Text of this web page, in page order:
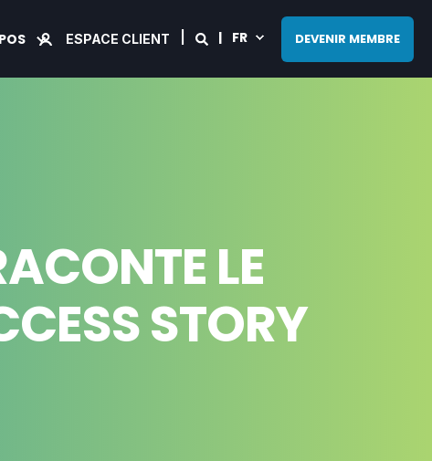
ESPACE CLIENT FR DEVENIR MEMBRE
LE
STORY